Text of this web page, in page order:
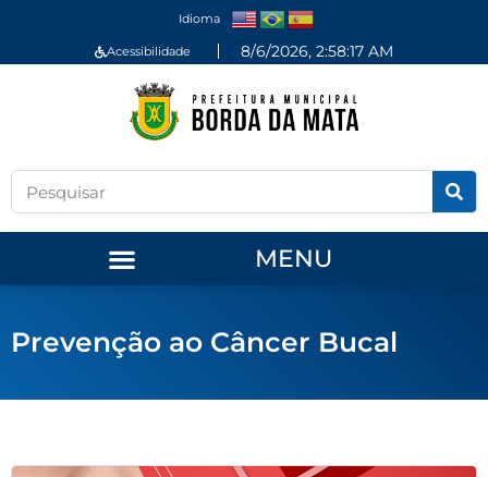
Idioma
Acessibilidade 8/6/2026, 2:58:17 AM
MENU
Prevenção ao Câncer Bucal